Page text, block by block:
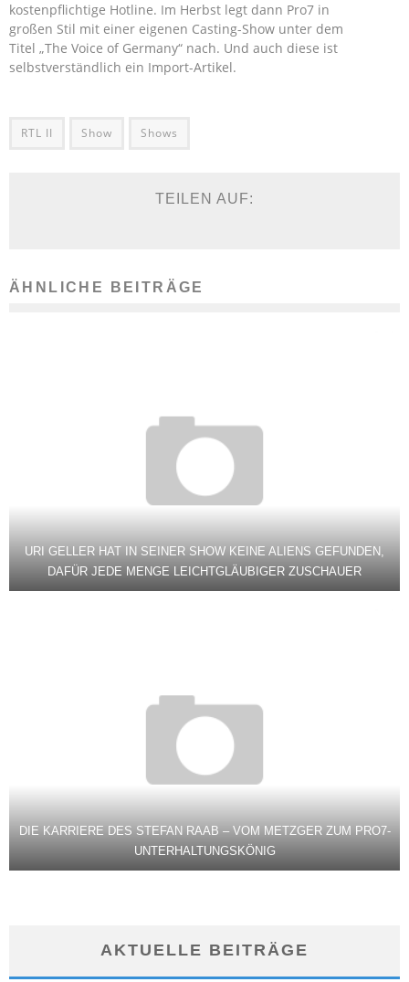
kostenpflichtige Hotline. Im Herbst legt dann Pro7 in
großen Stil mit einer eigenen Casting-Show unter dem
Titel „The Voice of Germany“ nach. Und auch diese ist
selbstverständlich ein Import-Artikel.
RTL II Show Shows
TEILEN AUF:
ÄHNLICHE BEITRÄGE
URI GELLER HAT IN SEINER SHOW KEINE ALIENS GEFUNDEN,
DAFÜR JEDE MENGE LEICHTGLÄUBIGER ZUSCHAUER
DIE KARRIERE DES STEFAN RAAB – VOM METZGER ZUM PRO7-
UNTERHALTUNGSKÖNIG
AKTUELLE BEITRÄGE